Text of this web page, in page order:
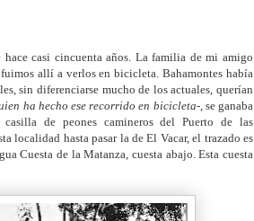
casi cincuenta años. La familia de mi amigo
allí a verlos en bicicleta. Bahamontes había
sin diferenciarse mucho de los actuales, querían
ha hecho ese recorrido en bicicleta-, se ganaba
de peones camineros del Puerto de las
localidad hasta pasar la de El Vacar, el trazado es
Cuesta de la Matanza, cuesta abajo. Esta cuesta